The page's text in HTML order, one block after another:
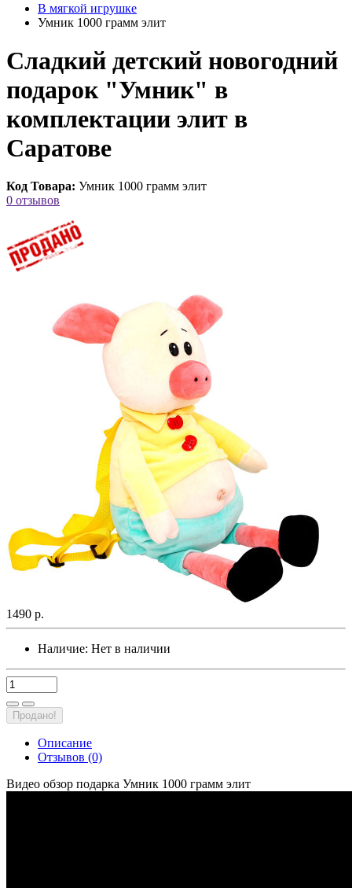
В мягкой игрушке
Умник 1000 грамм элит
Сладкий детский новогодний
подарок "Умник" в
комплектации элит в
Саратове
Код Товара: Умник 1000 грамм элит
0 отзывов
1490 р.
Наличие: Нет в наличии
Продано!
Описание
Отзывов (0)
Видео обзор подарка Умник 1000 грамм элит